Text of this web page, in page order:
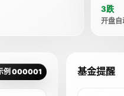
3跌
开盘自
例 000001 基金提醒